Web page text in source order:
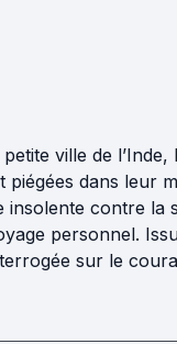
ville de
piégées dans leur
insolente contre
personnel.
sur le